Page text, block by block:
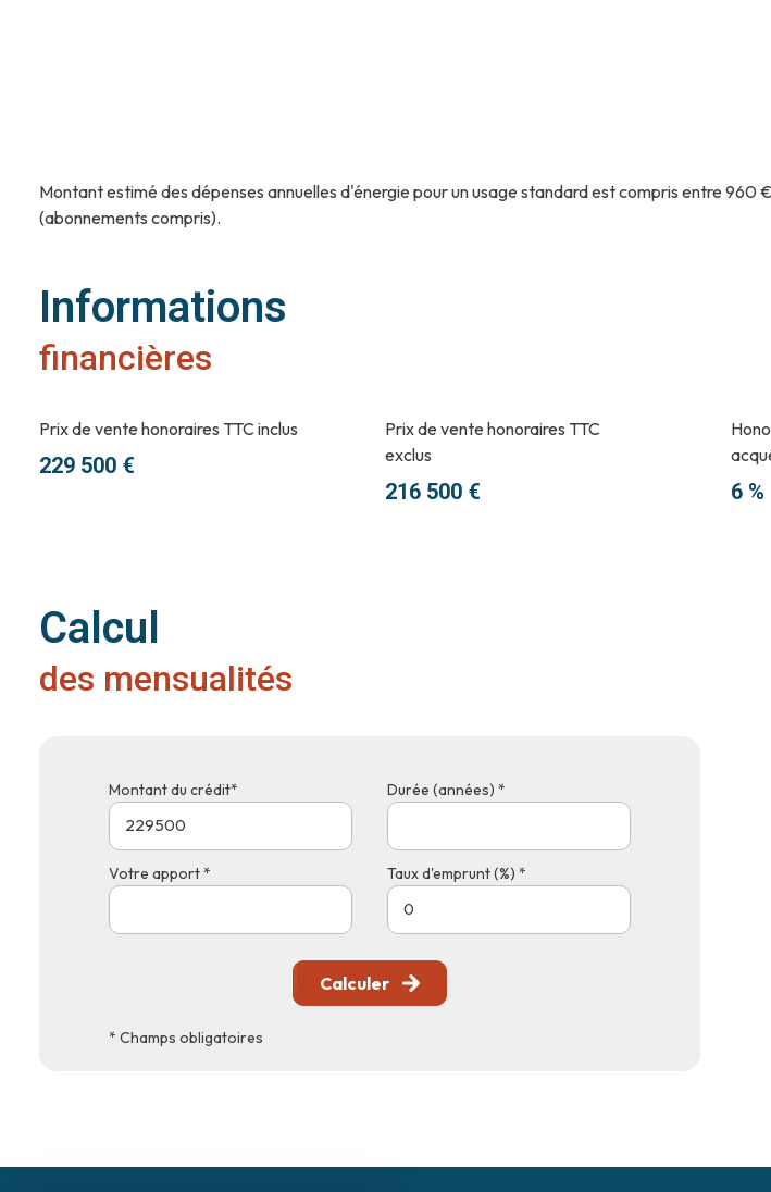
Montant estimé des dépenses annuelles d'énergie pour un usage standard est compris entre
(abonnements compris).
Informations
financières
Prix de vente honoraires TTC inclus
229 500 €
Prix de vente honoraires TTC
exclus
216 500 € 6 %
Calcul
des mensualités
Montant du crédit* Durée (années) *
Votre apport * Taux d'emprunt (%) *
Calculer
* Champs obligatoires